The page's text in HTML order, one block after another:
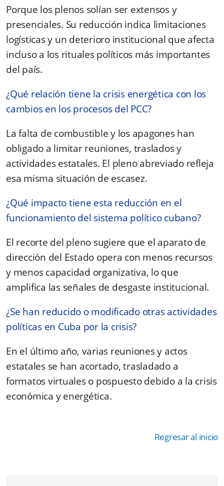
Porque los plenos solían ser extensos y
presenciales. Su reducción indica limitaciones
logísticas y un deterioro institucional que afecta
incluso a los rituales políticos más importantes
del país.
¿Qué relación tiene la crisis energética con los
cambios en los procesos del PCC?
La falta de combustible y los apagones han
obligado a limitar reuniones, traslados y
actividades estatales. El pleno abreviado refleja
esa misma situación de escasez.
¿Qué impacto tiene esta reducción en el
funcionamiento del sistema político cubano?
El recorte del pleno sugiere que el aparato de
dirección del Estado opera con menos recursos
y menos capacidad organizativa, lo que
amplifica las señales de desgaste institucional.
¿Se han reducido o modificado otras actividades
políticas en Cuba por la crisis?
En el último año, varias reuniones y actos
estatales se han acortado, trasladado a
formatos virtuales o pospuesto debido a la crisis
económica y energética.
Regresar al inicio